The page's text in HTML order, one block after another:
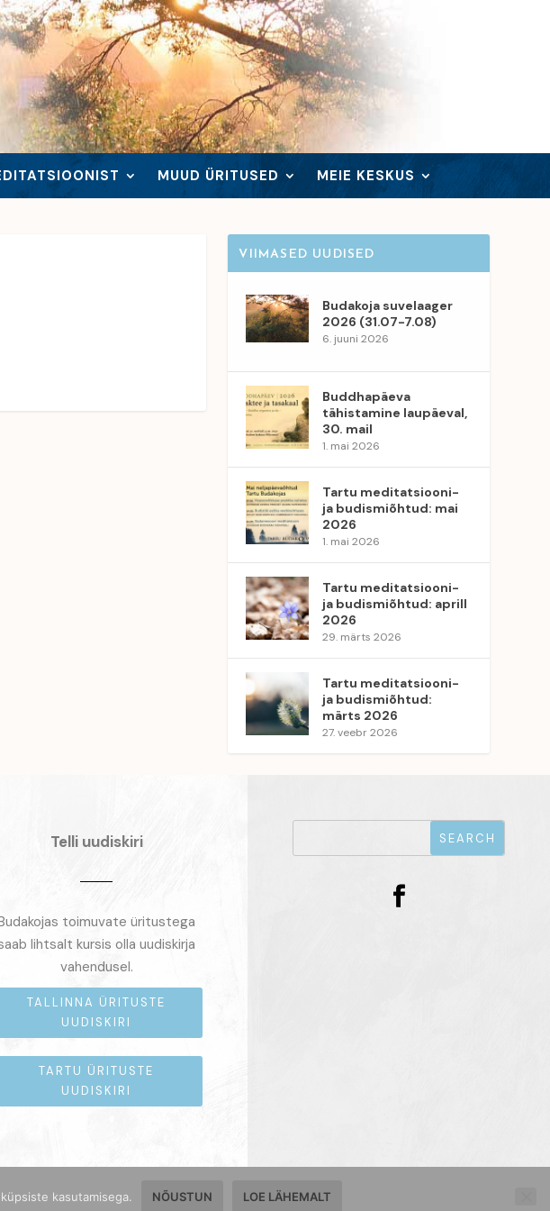
MUUD ÜRITUSED MEIE KESKUS
VIIMASED UUDISED
Budakoja suvelaager
2026 (31.07-7.08)
6. juuni 2026
Buddhapäeva
tähistamine laupäeval,
30. mail
1. mai 2026
Tartu meditatsiooni-
ja budismiõhtud: mai
2026
1. mai 2026
Tartu meditatsiooni-
ja budismiõhtud: aprill
2026
29. märts 2026
Tartu meditatsiooni-
ja budismiõhtud:
märts 2026
27. veebr 2026
Telli uudiskiri
toimuvate üritustega
lihtsalt kursis olla uudiskirja
vahendusel.
TALLINNA ÜRITUSTE
UUDISKIRI
TARTU ÜRITUSTE
UUDISKIRI
2026kasutamisega. NÕUSTUN LOE LÄHEMALT